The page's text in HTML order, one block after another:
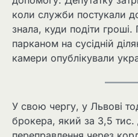
коли служби постукали
знала, куди подіти
парканом на сусідній
камери опублікували
У свою чергу, у Львові
брокера, який за 3,5 тис.